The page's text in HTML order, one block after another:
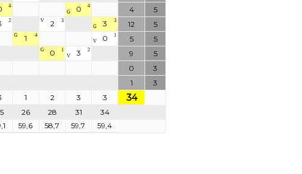
4 0
4
G
4
5
2 V 2 3 3
3
G
12
5
G 1 4 0
1
V
5
5
G 0 1 3
2
V
9
5
0
3
1
3
1 2 3 3 34
26 28 31
34
59,6 58,7 59,7 59,4